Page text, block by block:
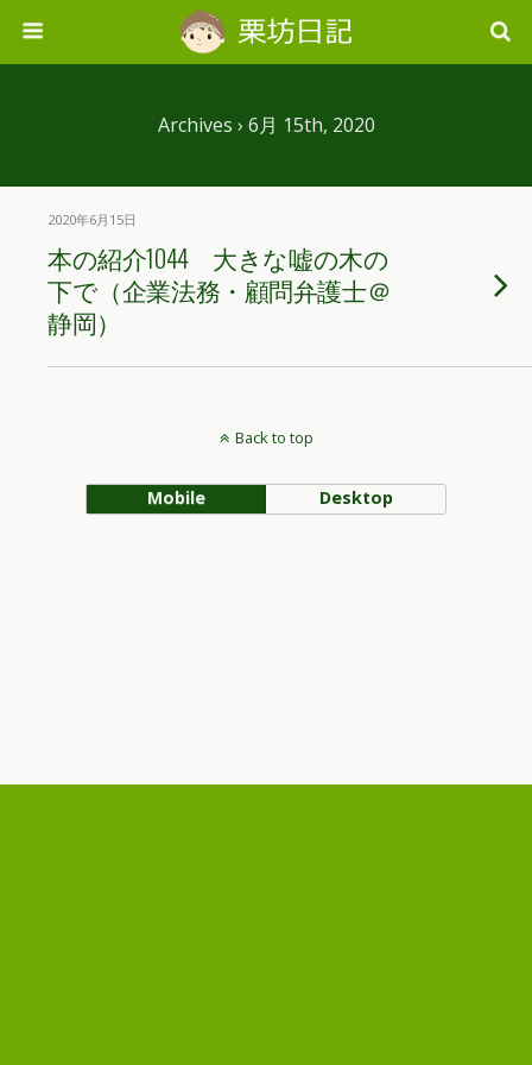
Archives › 6月 15th, 2020
2020年6月15日
本の紹介1044 大きな嘘の木の
下で（企業法務・顧問弁護士＠
静岡）
Back to top
Mobile Desktop